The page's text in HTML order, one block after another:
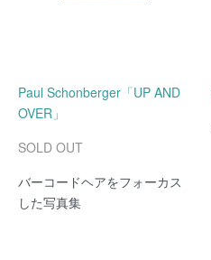
Paul Schonberger「UP AND
OVER」
SOLD OUT
バーコードヘアをフォーカス
した写真集